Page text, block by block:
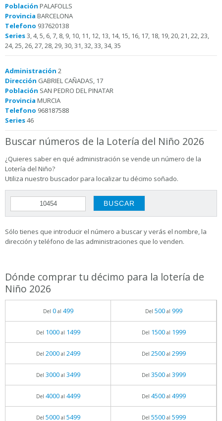
Población PALAFOLLS
Provincia BARCELONA
Telefono 937620138
Series3, 4, 5, 6, 7, 8, 9, 10, 11, 12, 13, 14, 15, 16, 17, 18, 19, 20, 21, 22, 23,
24, 25, 26, 27, 28, 29, 30, 31, 32, 33, 34, 35
Administración 2
Dirección GABRIEL CAÑADAS, 17
Población SAN PEDRO DEL PINATAR
Provincia MURCIA
Telefono 968187588
Series46
Buscar números de la Lotería del Niño 2026
¿Quieres saber en qué administración se vende un número de la
Lotería del Niño?
Utiliza nuestro buscador para localizar tu décimo soñado.
Sólo tienes que introducir el número a buscar y verás el nombre, la
dirección y teléfono de las administraciones que lo venden.
Dónde comprar tu décimo para la lotería de
Niño 2026
Del 0al 499 Del 500al 999
Del 1000al 1499 Del 1500al 1999
Del 2000al 2499 Del 2500al 2999
Del 3000al 3499 Del 3500al 3999
Del 4000al 4499 Del 4500al 4999
Del 5000al 5499 Del 5500al 5999